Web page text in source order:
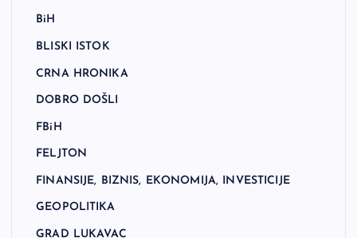
BiH
BLISKI ISTOK
CRNA HRONIKA
DOBRO DOŠLI
FBiH
FELJTON
FINANSIJE, BIZNIS, EKONOMIJA, INVESTICIJE
GEOPOLITIKA
GRAD LUKAVAC